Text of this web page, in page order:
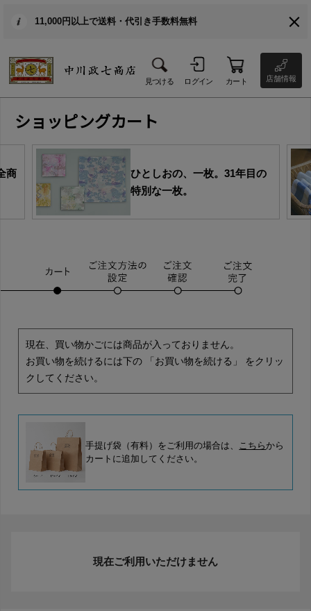
11,000円以上で送料・代引き手数料無料
見つける ログイン カート 店舗情報
ショッピングカート
商
ひとしおの、一枚。31年目の
特別な一枚。
現在、買い物かごには商品が入っておりません。
お買い物を続けるには下の 「お買い物を続ける」 をクリッ
クしてください。
手提げ袋（有料）をご利用の場合は、 こちらから
カートに追加してください。
現在ご利用いただけません